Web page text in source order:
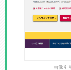
画像引